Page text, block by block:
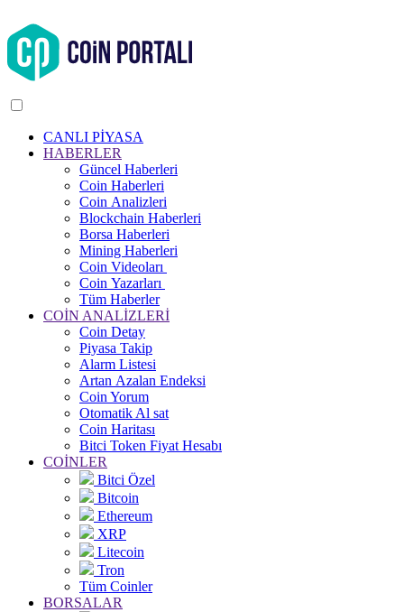
CANLI PİYASA
HABERLER
Güncel Haberleri
Coin Haberleri
Coin Analizleri
Blockchain Haberleri
Borsa Haberleri
Mining Haberleri
Coin Videoları
Coin Yazarları
Tüm Haberler
COİN ANALİZLERİ
Coin Detay
Piyasa Takip
Alarm Listesi
Artan Azalan Endeksi
Coin Yorum
Otomatik Al sat
Coin Haritası
Bitci Token Fiyat Hesabı
COİNLER
Bitci Özel
Bitcoin
Ethereum
XRP
Litecoin
Tron
Tüm Coinler
BORSALAR